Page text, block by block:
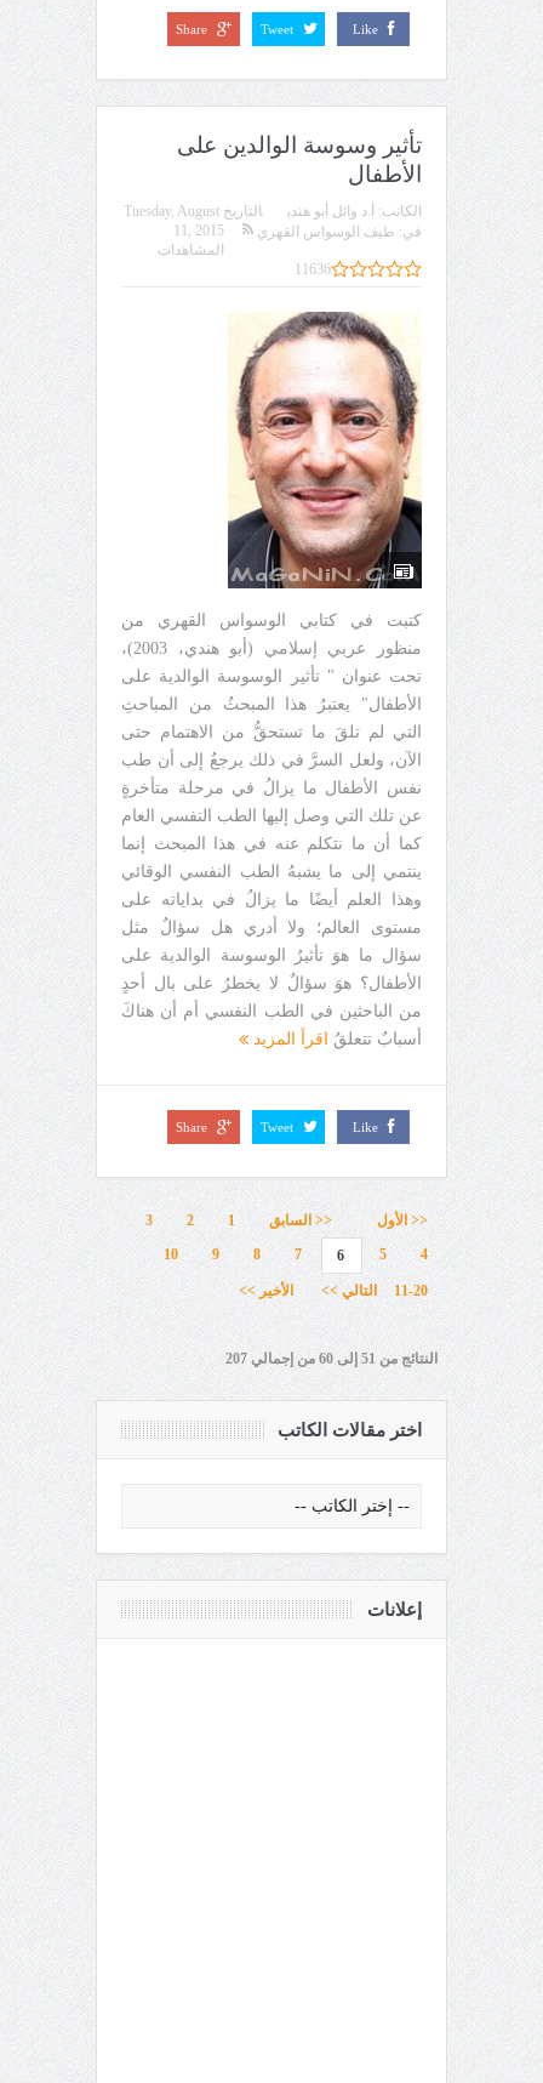
Like
Tweet
Share
تأثير وسوسة الوالدين على
الأطفال
الكاتب: أ.د وائل أبو هندي التاريخ Tuesday, August
11, 2015
في: طيف الوسواس القهري
المشاهدات
11636
كتبت في كتابي الوسواس القهري من
منظور عربي إسلامي (أبو هندي، 2003)،
تحت عنوان " تأثير الوسوسة الوالدية على
الأطفال" يعتبرُ هذا المبحثُ من المباحثِ
التي لم تلقَ ما تستحقُّ من الاهتمام حتى
الآن، ولعل السرَّ في ذلك يرجعُ إلى أن طب
نفس الأطفال ما يزالُ في مرحلة متأخرةٍ
عن تلك التي وصل إليها الطب النفسي العام
كما أن ما نتكلم عنه في هذا المبحث إنما
ينتمي إلى ما يشبهُ الطب النفسي الوقائي
وهذا العلم أيضًا ما يزالُ في بداياته على
مستوى العالم؛ ولا أدري هل سؤالٌ مثل
سؤال ما هوَ تأثيرُ الوسوسة الوالدية على
الأطفال؟ هوَ سؤالٌ لا يخطرُ على بال أحدٍ
من الباحثين في الطب النفسي أم أن هناكَ
أسبابٌ تتعلقُ
اقرأ المزيد
Like
Tweet
Share
<< الأول << السابق 1
2
3
4
5
6
7
8
9
10
11-20 التالي >> الأخير >>
النتائج من 51 إلى 60 من إجمالي 207
اختر مقالات الكاتب
إعلانات